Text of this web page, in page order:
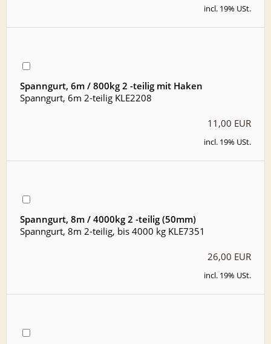
incl. 19% USt.
Spanngurt, 6m / 800kg 2 -teilig mit Haken
Spanngurt, 6m 2-teilig KLE2208
11,00 EUR
incl. 19% USt.
Spanngurt, 8m / 4000kg 2 -teilig (50mm)
Spanngurt, 8m 2-teilig, bis 4000 kg KLE7351
26,00 EUR
incl. 19% USt.